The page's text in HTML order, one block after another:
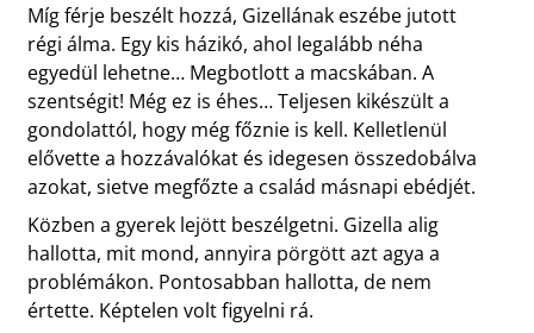
Míg férje beszélt hozzá, Gizellának eszébe jutott
régi álma. Egy kis házikó, ahol legalább néha
egyedül lehetne… Megbotlott a macskában. A
szentségit! Még ez is éhes… Teljesen kikészült a
gondolattól, hogy még főznie is kell. Kelletlenül
elővette a hozzávalókat és idegesen összedobálva
azokat, sietve megfőzte a család másnapi ebédjét.
Közben a gyerek lejött beszélgetni. Gizella alig
hallotta, mit mond, annyira pörgött azt agya a
problémákon. Pontosabban hallotta, de nem
értette. Képtelen volt figyelni rá.